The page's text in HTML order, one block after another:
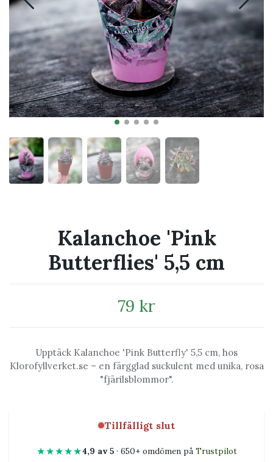
Kalanchoe 'Pink
Butterflies' 5,5 cm
79 kr
Upptäck Kalanchoe 'Pink Butterfly' 5,5 cm, hos
Klorofyllverket.se – en färgglad suckulent med unika, rosa
"fjärilsblommor".
Tillfälligt slut
★★★★★4,9 av 5· 650+ omdömen på Trustpilot